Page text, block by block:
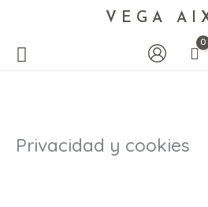
VEGA
Privacidad y cookies